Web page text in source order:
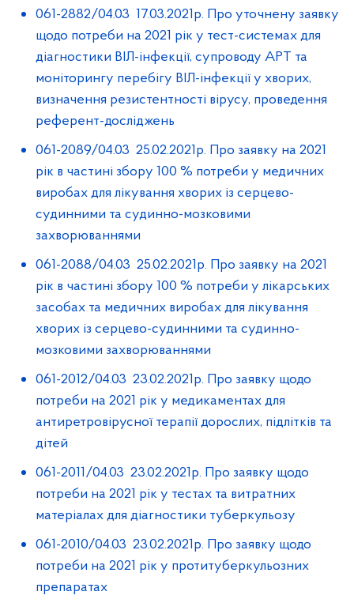
061-2882/04.03 17.03.2021р. Про уточнену заявку
щодо потреби на 2021 рік у тест-системах для
діагностики ВІЛ-інфекції, супроводу APT та
моніторингу перебігу ВІЛ-інфекції у хворих,
визначення резистентності вірусу, проведення
референт-досліджень
061-2089/04.03 25.02.2021р. Про заявку на 2021
рік в частині збору 100 % потреби у медичних
виробах для лікування хворих із серцево-
судинними та судинно-мозковими
захворюваннями
061-2088/04.03 25.02.2021р. Про заявку на 2021
рік в частині збору 100 % потреби у лікарських
засобах та медичних виробах для лікування
хворих із серцево-судинними та судинно-
мозковими захворюваннями
061-2012/04.03 23.02.2021р. Про заявку щодо
потреби на 2021 рік у медикаментах для
антиретровірусної терапії дорослих, підлітків та
дітей
061-2011/04.03 23.02.2021р. Про заявку щодо
потреби на 2021 рік у тестах та витратних
матеріалах для діагностики туберкульозу
061-2010/04.03 23.02.2021р. Про заявку щодо
потреби на 2021 рік у протитуберкульозних
препаратах